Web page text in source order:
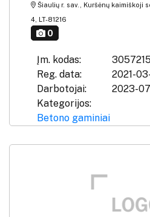
Šiaulių r. sav., Kuršėnų kaimiškoji
4, LT-81216
0
Įm. kodas:
Reg. data:
2021-
Darbotojai:
2023-
Kategorijos:
Betono gaminiai